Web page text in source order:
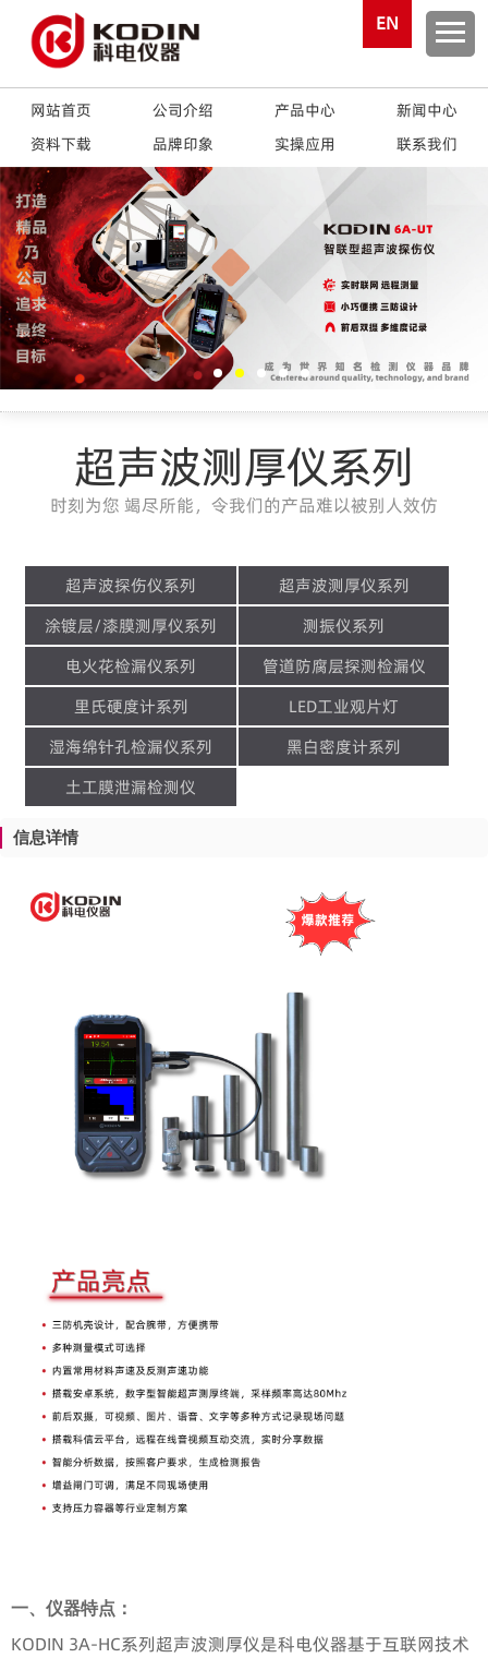
网站首页 公司介绍 产品中心
新闻中心
资料下载
品牌印象 实操应用 联系我们
EN
超声波测厚仪系列
时刻为您 竭尽所能，令我们的产品难以被别人效仿
超声波探伤仪系列
超声波测厚仪系列
涂镀层/漆膜测厚仪系列
测振仪系列
电火花检漏仪系列
管道防腐层探测检漏仪
里氏硬度计系列
LED工业观片灯
湿海绵针孔检漏仪系列
黑白密度计系列
土工膜泄漏检测仪
信息详情
一、仪器特点：
KODIN 3A-HC系列超声波测厚仪是科电仪器基于互联网技术